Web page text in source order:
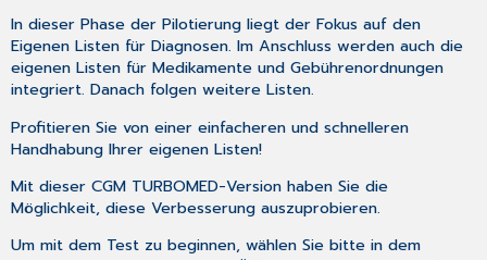
In dieser Phase der Pilotierung liegt der Fokus auf den
Eigenen Listen für Diagnosen. Im Anschluss werden auch die
eigenen Listen für Medikamente und Gebührenordnungen
integriert. Danach folgen weitere Listen.
Profitieren Sie von einer einfacheren und schnelleren
Handhabung Ihrer eigenen Listen!
Mit dieser CGM TURBOMED-Version haben Sie die
Möglichkeit, diese Verbesserung auszuprobieren.
Um mit dem Test zu beginnen, wählen Sie bitte in dem